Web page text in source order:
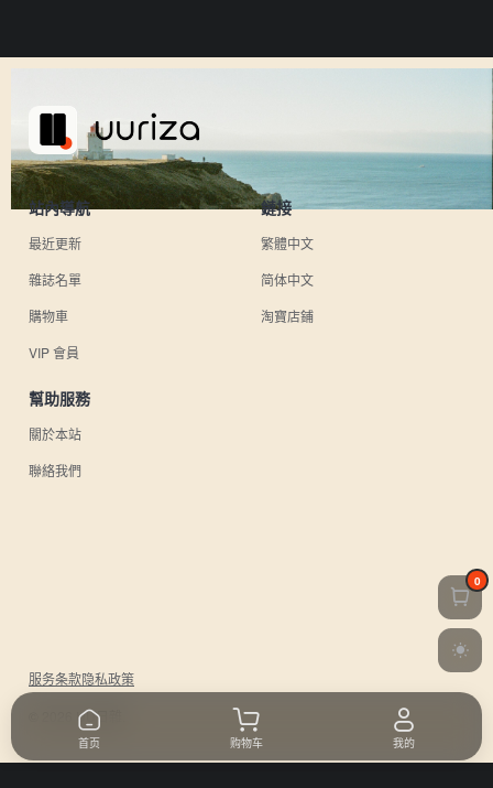
站內導航
最近更新
雜誌名單
購物車
VIP 會員
鏈接
繁體中文
简体中文
淘寶店鋪
幫助服務
關於本站
聯絡我們
服务条款隐私政策
© 2026 UU日雜.
0
首页 购物车 我的